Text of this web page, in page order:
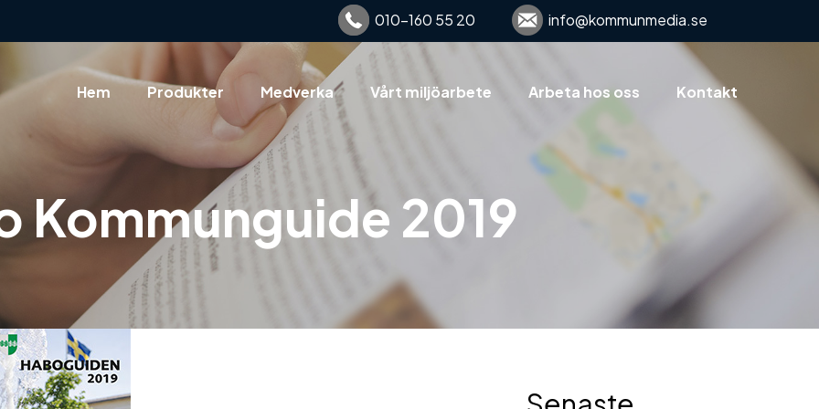
info@kommunmedia.se
010-160 55 20
Hem Produkter Medverka Vårt miljöarbete Arbeta hos oss Kontakt
Kommunguide 2019